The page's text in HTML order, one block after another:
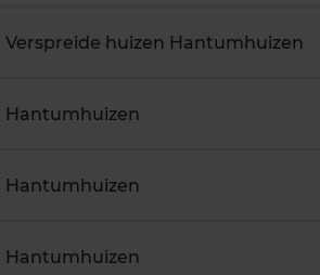
Verspreide huizen Hantumhuizen
Hantumhuizen
Hantumhuizen
Hantumhuizen